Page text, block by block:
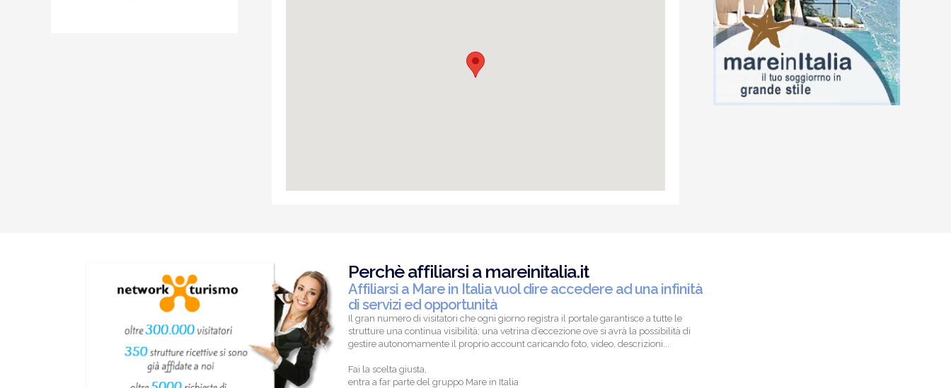
Perchè affiliarsi a mareinitalia.it
Affiliarsi a Mare in Italia vuol dire accedere ad una infinità
di servizi ed opportunità
Il gran numero di visitatori che ogni giorno registra il portale garantisce a tutte le
strutture una continua visibilità; una vetrina d’eccezione ove si avrà la possibilità di
gestire autonomamente il proprio account caricando foto, video, descrizioni...
Fai la scelta giusta,
entra a far parte del gruppo Mare in Italia